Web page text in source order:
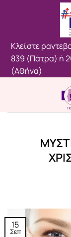
Κλείστε
839 (Πάτρα) ή
(Aθήνα)
15
Σεπ